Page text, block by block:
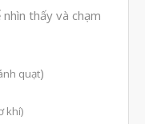
In 3D FDM Để Bàn & Công
Lâm Sàng
thấy và chạm
quạt)
khí)